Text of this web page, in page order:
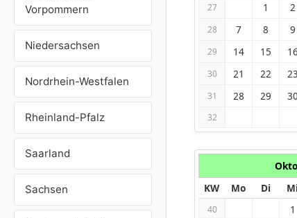
Vorpommern
Niedersachsen
Nordrhein-Westfalen
Rheinland-Pfalz
Saarland
Sachsen
27 1 2
28 7 8 9
29 14 15 16
30 21 22 23
31 28 29 30
32
KW
Mo Di Mi
40 1